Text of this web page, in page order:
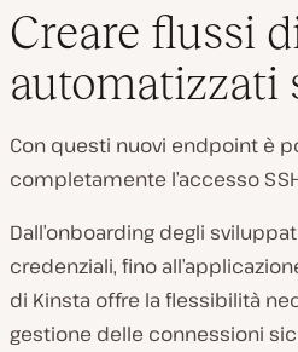
Creare flussi
automatizzati
Con questi nuovi endpoint è
completamente l’accesso
Dall’onboarding degli
credenziali, fino
di Kinsta offre la flessibilità
gestione delle connessioni